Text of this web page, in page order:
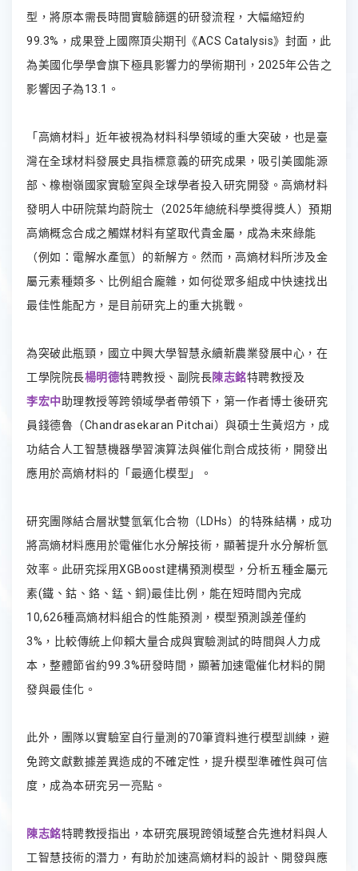
型，將原本需長時間實驗篩選的研發流程，大幅縮短約
99.3%，成果登上國際頂尖期刊《ACS Catalysis》封面，此
為美國化學學會旗下極具影響力的學術期刊，2025年公告之
影響因子為13.1。
「高熵材料」近年被視為材料科學領域的重大突破，也是臺
灣在全球材料發展史具指標意義的研究成果，吸引美國能源
部、橡樹嶺國家實驗室與全球學者投入研究開發。高熵材料
發明人中研院葉均蔚院士（2025年總統科學獎得獎人）預期
高熵概念合成之觸媒材料有望取代貴金屬，成為未來綠能
（例如：電解水產氫）的新解方。然而，高熵材料所涉及金
屬元素種類多、比例組合龐雜，如何從眾多組成中快速找出
最佳性能配方，是目前研究上的重大挑戰。
為突破此瓶頸，國立中興大學智慧永續新農業發展中心，在
工學院院長楊明德特聘教授、副院長陳志銘特聘教授及
李宏中助理教授等跨領域學者帶領下，第一作者博士後研究
員錢德魯（Chandrasekaran Pitchai）與碩士生黃炤方，成
功結合人工智慧機器學習演算法與催化劑合成技術，開發出
應用於高熵材料的「最適化模型」。
研究團隊結合層狀雙氫氧化合物（LDHs）的特殊結構，成功
將高熵材料應用於電催化水分解技術，顯著提升水分解析氫
效率。此研究採用XGBoost建構預測模型，分析五種金屬元
素(鐵、鈷、鉻、錳、銅)最佳比例，能在短時間內完成
10,626種高熵材料組合的性能預測，模型預測誤差僅約
3%，比較傳統上仰賴大量合成與實驗測試的時間與人力成
本，整體節省約99.3%研發時間，顯著加速電催化材料的開
發與最佳化。
此外，團隊以實驗室自行量測的70筆資料進行模型訓練，避
免跨文獻數據差異造成的不確定性，提升模型準確性與可信
度，成為本研究另一亮點。
陳志銘特聘教授指出，本研究展現跨領域整合先進材料與人
工智慧技術的潛力，有助於加速高熵材料的設計、開發與應